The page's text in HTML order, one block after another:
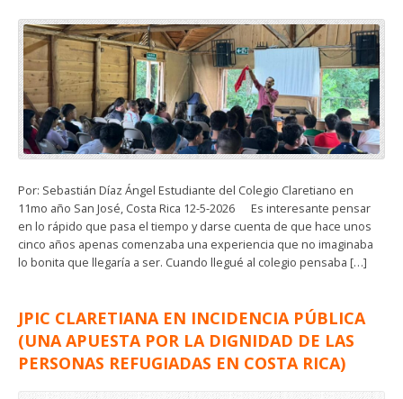
Por: Sebastián Díaz Ángel Estudiante del Colegio Claretiano en
11mo año San José, Costa Rica 12-5-2026 Es interesante pensar
en lo rápido que pasa el tiempo y darse cuenta de que hace unos
cinco años apenas comenzaba una experiencia que no imaginaba
lo bonita que llegaría a ser. Cuando llegué al colegio pensaba […]
JPIC CLARETIANA EN INCIDENCIA PÚBLICA
(UNA APUESTA POR LA DIGNIDAD DE LAS
PERSONAS REFUGIADAS EN COSTA RICA)